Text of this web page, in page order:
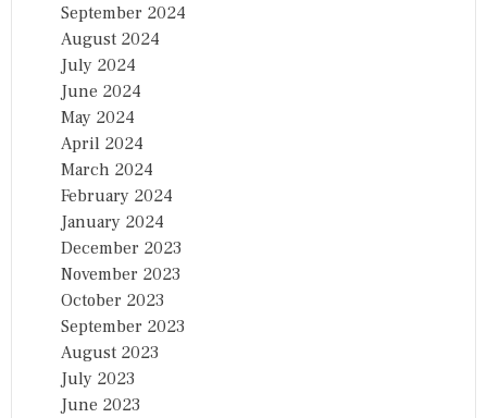
September 2024
August 2024
July 2024
June 2024
May 2024
April 2024
March 2024
February 2024
January 2024
December 2023
November 2023
October 2023
September 2023
August 2023
July 2023
June 2023